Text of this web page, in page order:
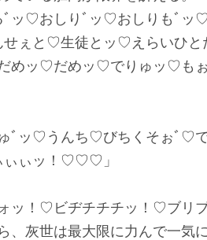
ッ♡おしりﾞッ♡おしりもﾞ
ぇと♡生徒とッ♡えらいひと
めッ♡だめッ♡でりゅッ♡も
ﾞッ♡うんち♡びちくそぉﾞ♡
ぃッ！♡♡♡」
ッ！♡ビヂチチチッ！♡ブリ
、灰世は最大限に力んで一気